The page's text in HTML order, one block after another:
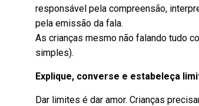
responsável pela compreensão,
pela emissão da fala.
As crianças mesmo não falando tudo
simples).
Explique, converse e estabeleça
Dar limites é dar amor. Crianças